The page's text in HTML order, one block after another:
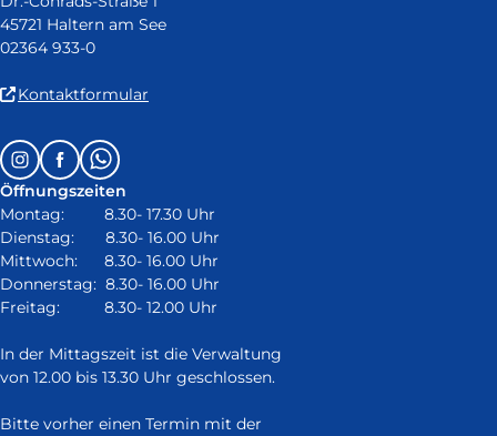
45721 Haltern am See
02364 933-0
Kontaktformular
in
neuem
Fenster)
Follow
us
on:
InstagramFacebookWhatsapp
Öffnungszeiten
Montag: 8.30- 17.30 Uhr
Dienstag: 8.30- 16.00 Uhr
Mittwoch: 8.30- 16.00 Uhr
Donnerstag: 8.30- 16.00 Uhr
Freitag: 8.30- 12.00 Uhr
In der Mittagszeit ist die Verwaltung
von 12.00 bis 13.30 Uhr geschlossen.
Bitte vorher einen Termin mit der